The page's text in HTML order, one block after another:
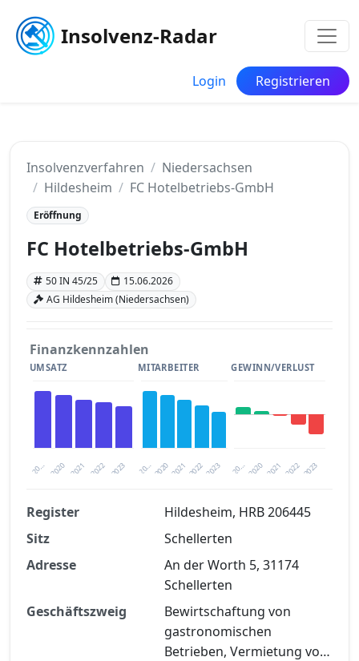
Insolvenz-Radar
Login Registrieren
Insolvenzverfahren
Niedersachsen
Hildesheim
FC Hotelbetriebs-GmbH
Eröffnung
FC Hotelbetriebs-GmbH
50 IN 45/25
15.06.2026
AG Hildesheim (Niedersachsen)
Finanzkennzahlen
UMSATZ
20… 2021 2023
2020 2022
MITARBEITER
20… 2021 2023
2020 2022
GEWINN/VERLUST
20… 2021 2023
2020 2022
Finanzkennzahlen nach kostenloser
Registrierung verfügbar
Jetzt kostenlos registrieren
Register
Hildesheim, HRB 206445
Sitz
Schellerten
Adresse
An der Worth 5, 31174
Schellerten
Geschäftszweig
Bewirtschaftung von
gastronomischen
Betrieben, Vermietung vo…